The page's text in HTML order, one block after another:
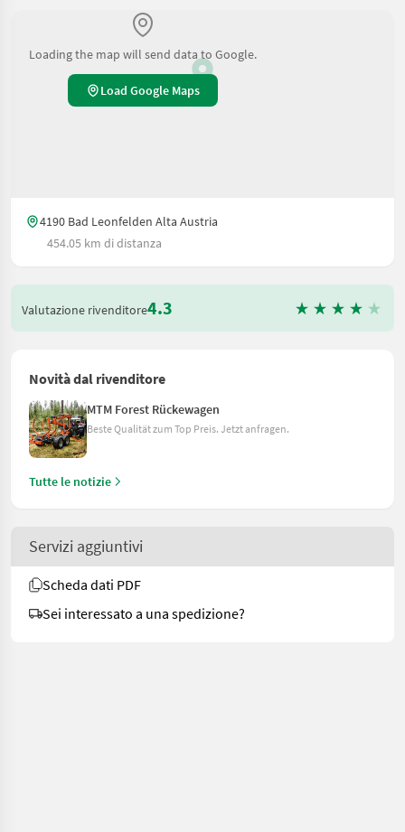
Loading the map will send data to Google.
Load Google Maps
4190 Bad Leonfelden Alta Austria
454.05 km di distanza
Valutazione rivenditore4.3
Novità dal rivenditore
MTM Forest Rückewagen
Beste Qualität zum Top Preis. Jetzt anfragen.
Tutte le notizie
Servizi aggiuntivi
Scheda dati PDF
Sei interessato a una spedizione?